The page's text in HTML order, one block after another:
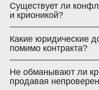
Существует ли
и крионикой?
Какие юридические
помимо контракта?
Не обманывают ли
продавая